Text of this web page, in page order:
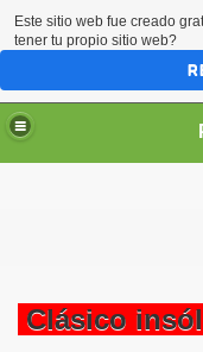
Clásico
Este sitio web fue creado
tener tu propio sitio web?